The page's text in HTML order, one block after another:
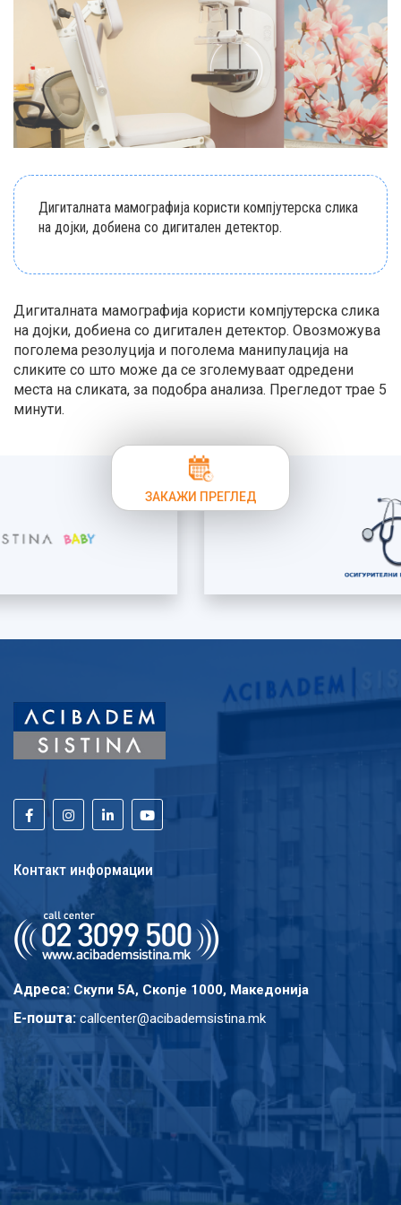
Дигиталната мамографија користи компјутерска слика
на дојки, добиена со дигитален детектор.
Дигиталната мамографија користи компјутерска слика
на дојки, добиена со дигитален детектор. Овозможува
поголема резолуција и поголема манипулација на
сликите со што може да се зголемуваат одредени
места на сликата, за подобра анализа. Прегледот трае 5
минути.
ЗАКАЖИ ПРЕГЛЕД
Контакт информации
Адреса: Скупи 5A, Скопје 1000, Македонија
E-пошта: callcenter@acibademsistina.mk